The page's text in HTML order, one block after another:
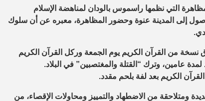
التي نظمها راسموس بالودان لمناهضة الإسلام
إلى المدينة عنوة وحضور المظاهرة، معبره عن أن سلوك
نسخة من القرآن الكريم يوم الجمعة وركل القرآن الكريم
عامين، وترك “القتلة والمغتصبين” في البلاد.
الكريم بعد لفة بلحم مقدد.
ومتلاحقة من الاضطهاد والتمييز ومحاولات الإقصاء، من